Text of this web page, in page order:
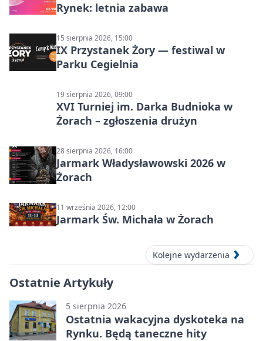
Rynek: letnia zabawa
15 sierpnia 2026, 15:00
IX Przystanek Żory — festiwal w
Parku Cegielnia
19 sierpnia 2026, 09:00
XVI Turniej im. Darka Budnioka w
Żorach – zgłoszenia drużyn
28 sierpnia 2026, 16:00
Jarmark Władysławowski 2026 w
Żorach
11 września 2026, 12:00
Jarmark Św. Michała w Żorach
Kolejne wydarzenia
Ostatnie Artykuły
5 sierpnia 2026
Ostatnia wakacyjna dyskoteka na
Rynku. Będą taneczne hity